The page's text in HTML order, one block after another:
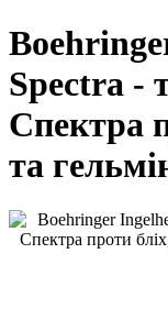
Spectra -
Спектра
та